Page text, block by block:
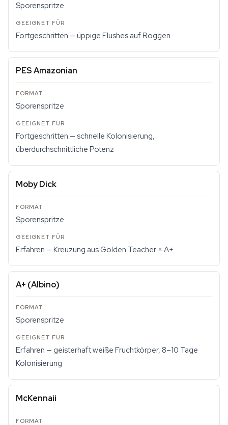
Sporenspritze
Fortgeschritten — üppige Flushes auf Roggen
PES Amazonian
Sporenspritze
Fortgeschritten — schnelle Kolonisierung,
überdurchschnittliche Potenz
Moby Dick
Sporenspritze
Erfahren — Kreuzung aus Golden Teacher × A+
A+ (Albino)
Sporenspritze
Erfahren — geisterhaft weiße Fruchtkörper, 8–10 Tage
Kolonisierung
McKennaii